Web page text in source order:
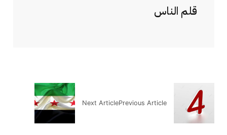
قلم الناس
Previous Article
Next Article